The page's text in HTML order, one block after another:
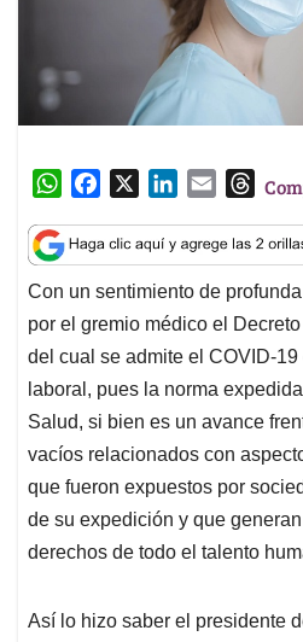
W
a
t
s
A
p
p
c
e
b
o
o
k
n
k
e
d
I
n
a
i
l
T
r
e
a
d
s
Con un sentimiento de
por el gremio médico el
del cual se admite el COVID-
laboral, pues la norma
Salud, si bien es un avance
vacíos relacionados con
que fueron expuestos por
de su expedición y que
derechos de todo el talento
Así lo hizo saber el presidente